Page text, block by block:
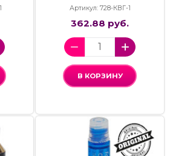
Артикул: 728-КВГ-1
362.88 руб.
В КОРЗИНУ